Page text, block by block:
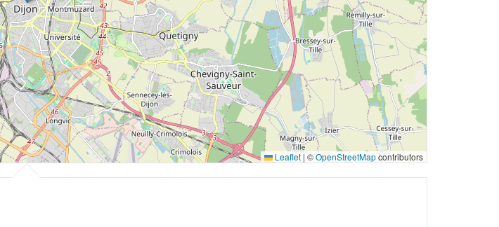
Leaflet | ©OpenStreetMapcontributors